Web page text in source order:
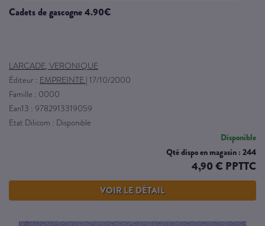
cadets de gascogne 4.90€
LARCADE, VERONIQUE
Éditeur : EMPREINTE | 17/10/2000
Famille : 0000
Ean13 : 9782913319059
Etat Dilicom : Disponible
Disponible
Qté dispo en magasin : 244
4,90 € PPTTC
VOIR LE DÉTAIL